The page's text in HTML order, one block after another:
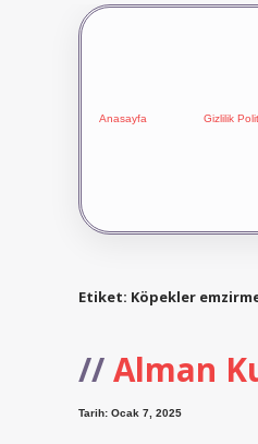
Anasayfa Gizlilik
Etiket: Köpekler
Alman
Tarih: Ocak 7, 2025